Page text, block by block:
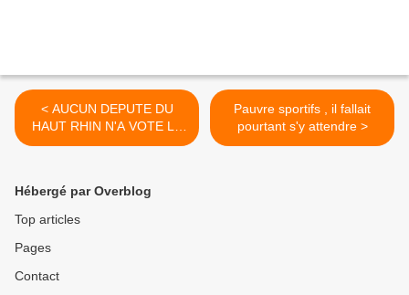
< AUCUN DEPUTE DU
HAUT RHIN N'A VOTE LA
CENSURE , ILS SONT
Pauvre sportifs , il fallait
pourtant s'y attendre >
Hébergé par Overblog
Top articles
Pages
Contact